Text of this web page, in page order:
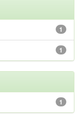
1
1
1